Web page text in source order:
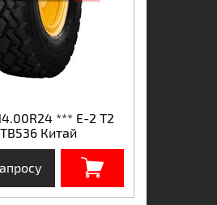
*** E-2 T2
Китай